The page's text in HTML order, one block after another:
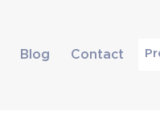
Blog Contact